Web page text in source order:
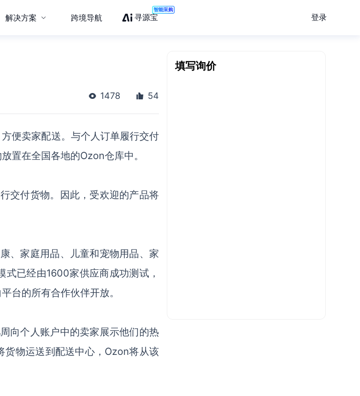
解决方案 跨境导航 寻源宝
智能采购
登录
1478 54
便卖家配送。 与个人订单履行交付
置在全国各地的Ozon仓库中。
交付货物。因此，受欢迎的产品将
、 家庭用品、 儿童和宠物用品、 家
式已经由1600家供应商成功测试，
平台的所有合作伙伴开放。
向个人账户中的卖家展示他们的热
货物运送到配送中心，Ozon将从该
填写询价